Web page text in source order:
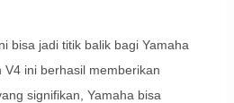
bisa jadi titik balik bagi Yamaha
V4 ini berhasil memberikan
signifikan, Yamaha bisa